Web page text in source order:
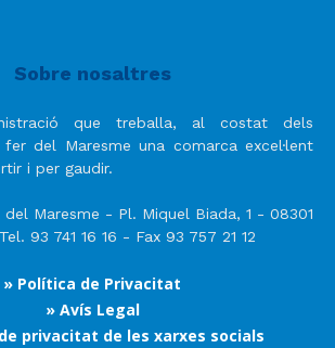
Sobre nosaltres
que treballa, al costat dels
del Maresme una comarca excel·lent
i per gaudir.
del Maresme - Pl. Miquel Biada, 1 - 08301
93 741 16 16 - Fax 93 757 21 12
» Política de Privacitat
» Avís Legal
privacitat de les xarxes socials